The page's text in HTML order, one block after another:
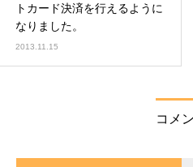
トカード決済を行えるように
なりました。
2013.11.15
コメ